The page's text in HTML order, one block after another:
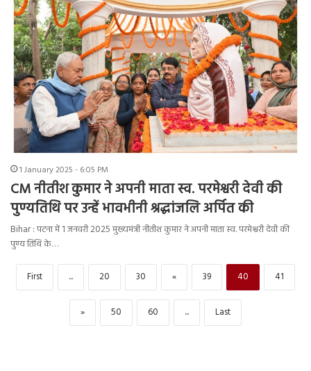
1 January 2025 - 6:05 PM
CM नीतीश कुमार ने अपनी माता स्व. परमेश्वरी देवी की
पुण्यतिथि पर उन्हें भावभीनी श्रद्धांजलि अर्पित की
Bihar : पटना में 1 जनवरी 2025 मुख्यमंत्री नीतीश कुमार ने अपनी माता स्व. परमेश्वरी देवी की
पुण्य तिथि के…
First ... 20 30 « 39 40 41
» 50 60 ... Last